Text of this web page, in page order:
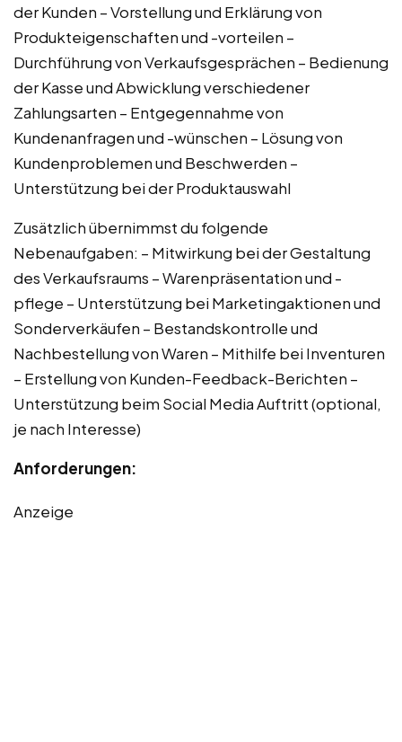
der Kunden – Vorstellung und Erklärung von
Produkteigenschaften und -vorteilen –
Durchführung von Verkaufsgesprächen – Bedienung
der Kasse und Abwicklung verschiedener
Zahlungsarten – Entgegennahme von
Kundenanfragen und -wünschen – Lösung von
Kundenproblemen und Beschwerden –
Unterstützung bei der Produktauswahl
Zusätzlich übernimmst du folgende
Nebenaufgaben: – Mitwirkung bei der Gestaltung
des Verkaufsraums – Warenpräsentation und -
pflege – Unterstützung bei Marketingaktionen und
Sonderverkäufen – Bestandskontrolle und
Nachbestellung von Waren – Mithilfe bei Inventuren
– Erstellung von Kunden-Feedback-Berichten –
Unterstützung beim Social Media Auftritt (optional,
je nach Interesse)
Anforderungen:
Anzeige